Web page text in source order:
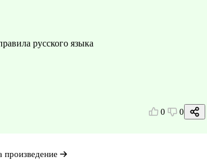
русского языка
0 0